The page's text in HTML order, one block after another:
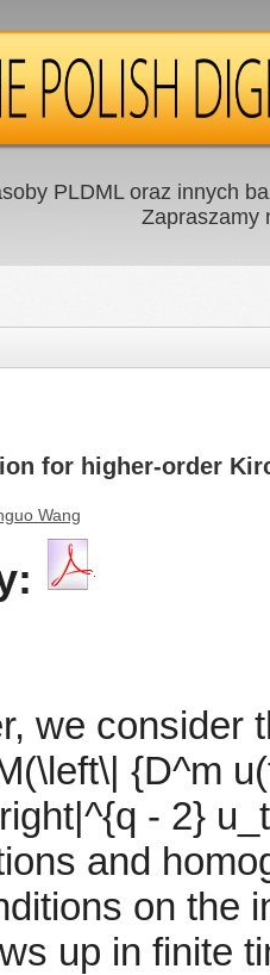
PLDML oraz innych
Zapraszamy
for higher-order
Wang
we consider
{D^m
- 2}
and
on the
up in finite